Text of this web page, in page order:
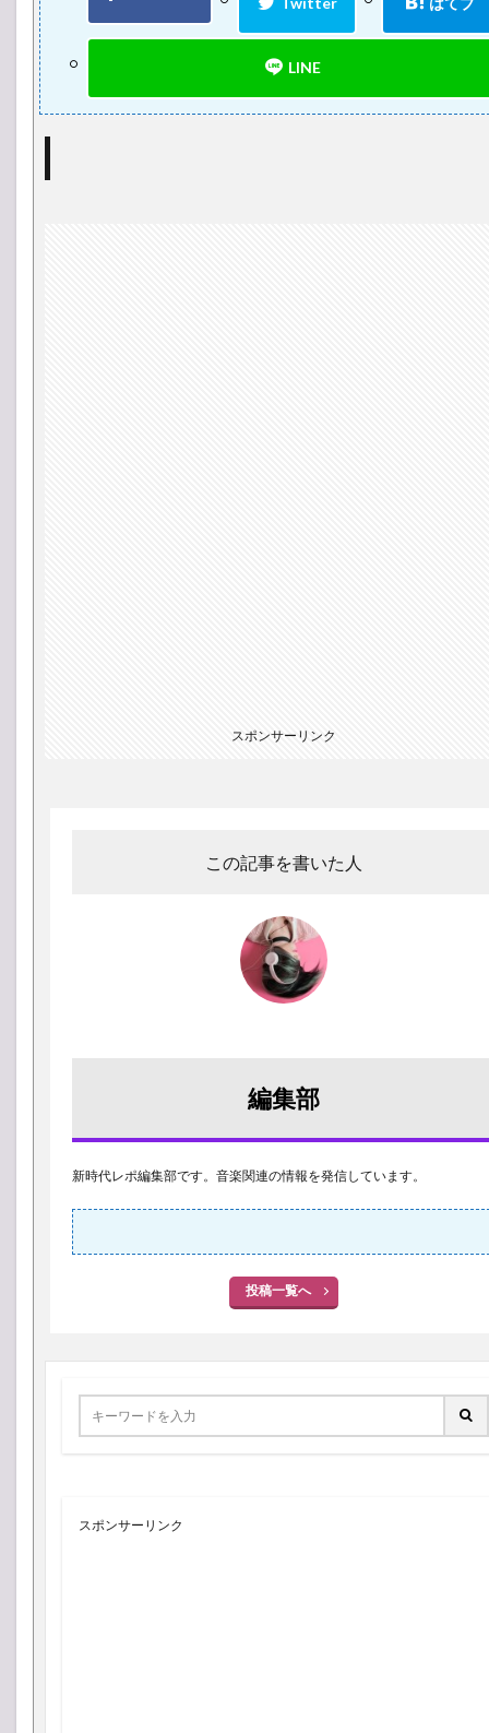
スポンサーリンク
この記事を書いた人
編集部
新時代レポ編集部です。音楽関連の情報を発信しています。
投稿一覧へ
スポンサーリンク